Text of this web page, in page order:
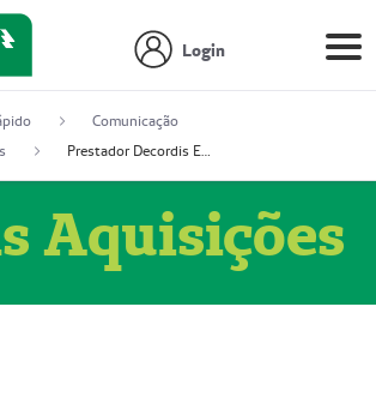
Login
Comunicação
Prestador Decordis Exames Cardiológicos LTDA (51004347-4)
Aquisições